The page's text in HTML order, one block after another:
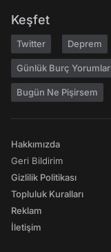
Keşfet
Twitter Deprem
Günlük Burç
Bugün Ne Pişirsem
Hakkımızda
Geri Bildirim
Gizlilik Politikası
Topluluk Kuralları
Reklam
İletişim